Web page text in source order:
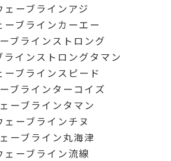
ェーブラインアジ
ーブラインカーエー
ブラインストロング
ラインストロングタマン
ーブラインスピード
ブラインターコイズ
ーブラインタマン
ェーブラインチヌ
ーブライン丸海津
ェーブライン流線